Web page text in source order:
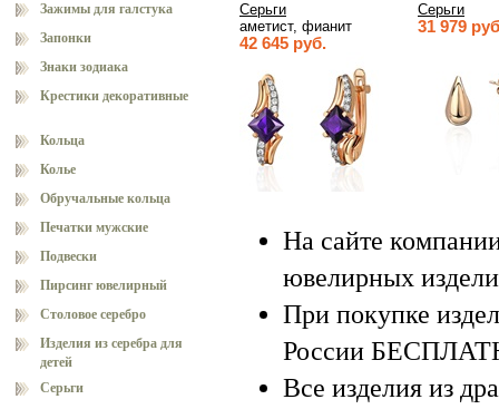
Зажимы для галстука
Запонки
Знаки зодиака
Крестики декоративные
Кольца
Колье
Обручальные кольца
Печатки мужские
Подвески
Пирсинг ювелирный
Столовое серебро
Изделия из серебра для
детей
Серьги
Серьги
аметист, фианит
42 645 руб.
Серьги
31 979
На сайте
ювелирных
При покупке
России
Все изделия из